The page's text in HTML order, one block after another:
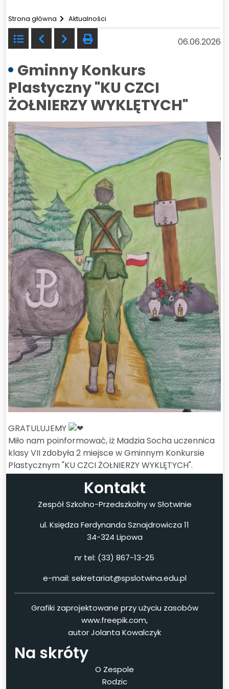
Strona główna Aktualności
Powrót
do
listy
Poprzedni
Następny
drukuj 06.06.2026
Gminny Konkurs
Plastyczny "KU CZCI
ŻOŁNIERZY WYKLĘTYCH"
GRATULUJEMY
Miło nam poinformować, iż Madzia Socha uczennica
klasy VII zdobyła 2 miejsce w Gminnym Konkursie
Plastycznym "KU CZCI ŻOŁNIERZY WYKLĘTYCH".
Kontakt
Zespół Szkolno-Przedszkolny w Słotwinie
ul. Księdza Ferdynanda Sznajdrowicza 11
34-324 Lipowa
nr tel: (33) 867-13-25
e-mail: sekretariat@spslotwina.edu.pl
Grafiki zaprojektowane przy użyciu zasobów
www.freepik.com,
autor Jolanta Kowalczyk
Na skróty
O Zespole
Rodzic